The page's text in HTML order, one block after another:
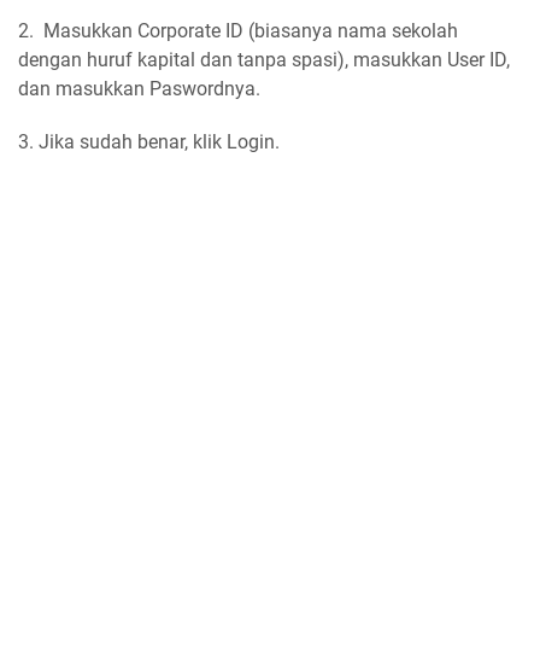
2. Masukkan Corporate ID (biasanya nama sekolah
dengan huruf kapital dan tanpa spasi), masukkan User ID,
dan masukkan Paswordnya.
3. Jika sudah benar, klik Login.